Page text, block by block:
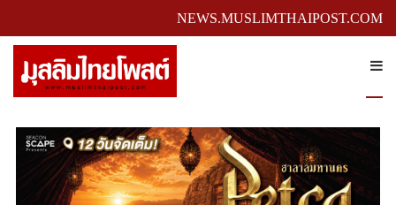
NEWS.MUSLIMTHAIPOST.COM